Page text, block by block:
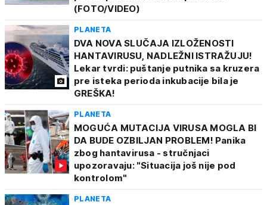
(FOTO/VIDEO)
PLANETA
DVA NOVA SLUČAJA IZLOŽENOSTI
HANTAVIRUSU, NADLEŽNI ISTRAŽUJU!
Lekar tvrdi: puštanje putnika sa kruzera
pre isteka perioda inkubacije bila je
GREŠKA!
PLANETA
MOGUĆA MUTACIJA VIRUSA MOGLA BI
DA BUDE OZBILJAN PROBLEM! Panika
zbog hantavirusa - stručnjaci
upozoravaju: "Situacija još nije pod
kontrolom"
PLANETA